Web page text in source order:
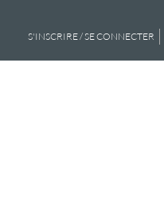
S'INSCRIRE / SE CONNECTER